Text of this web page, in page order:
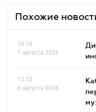
Похожие
10.14
7 августа 2026
12.12
6 августа 2026